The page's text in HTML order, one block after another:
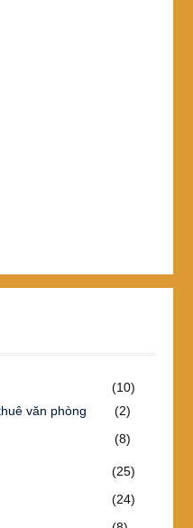
(10)
văn phòng
(2)
(8)
(25)
(24)